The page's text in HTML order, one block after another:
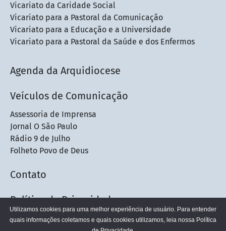
Vicariato da Caridade Social
Vicariato para a Pastoral da Comunicação
Vicariato para a Educação e a Universidade
Vicariato para a Pastoral da Saúde e dos Enfermos
Agenda da Arquidiocese
Veículos de Comunicação
Assessoria de Imprensa
Jornal O São Paulo
Rádio 9 de Julho
Folheto Povo de Deus
Contato
Política de Privacidade
Utilizamos cookies para uma melhor experiência de usuário. Para entender
quais informações coletamos e quais cookies utilizamos, leia nossa Política